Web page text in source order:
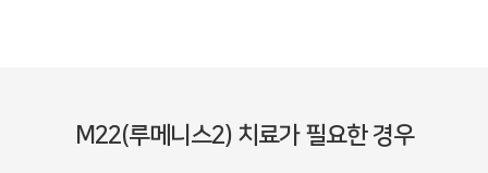
M22(루메니스2) 치료가 필요한 경우